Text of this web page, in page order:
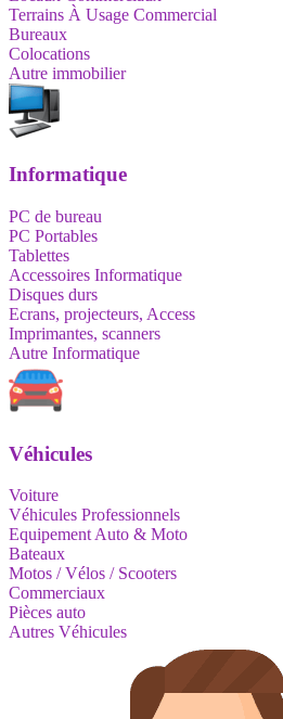
Terrains À Usage Commercial
Bureaux
Colocations
Autre immobilier
Informatique
PC de bureau
PC Portables
Tablettes
Accessoires Informatique
Disques durs
Ecrans, projecteurs, Access
Imprimantes, scanners
Autre Informatique
Véhicules
Voiture
Véhicules Professionnels
Equipement Auto & Moto
Bateaux
Motos / Vélos / Scooters
Commerciaux
Pièces auto
Autres Véhicules